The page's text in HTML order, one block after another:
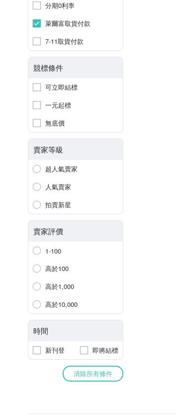
分期0利率
萊爾富取貨付款
7-11取貨付款
競標條件
可立即結標
一元起標
無底價
賣家等級
超人氣賣家
人氣賣家
拍賣新星
賣家評價
1-100
高於100
高於1,000
高於10,000
時間
新刊登 即將結標
清除所有條件